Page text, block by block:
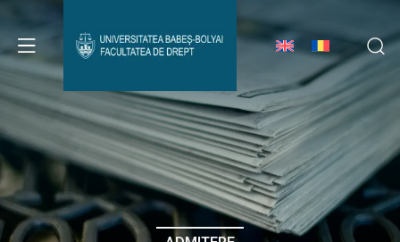
Avizier Studenți
Studii
Admitere